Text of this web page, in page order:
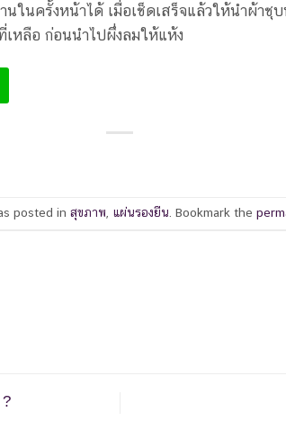
นในครั้งหน้าได้ เมื่อเช็ดเสร็จแล้วให้นำผ้า
เหลือ ก่อนนำไปผึ่งลมให้แห้ง
posted in สุขภาพ, แผ่นรองยืน. Bookmark the